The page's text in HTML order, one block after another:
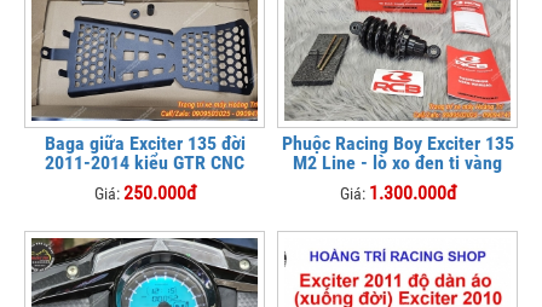
Baga giữa Exciter 135 đời
2011-2014 kiểu GTR CNC
Giá:250.000đ
Phuộc Racing Boy Exciter 135
M2 Line - lò xo đen ti vàng
Giá: 1.300.000đ